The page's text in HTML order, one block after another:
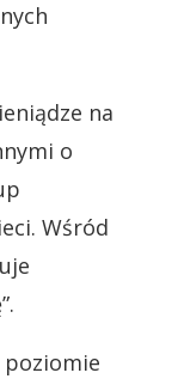
na
o
Wśród
poziomie